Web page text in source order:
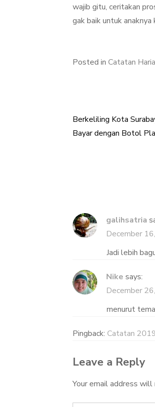
wajib gitu, ceritakan
gak baik untuk anaknya
Posted in Catatan
Post
Berkeliling Kota
Bayar dengan Botol
galihsatria
December
Jadi lebih
Nike says:
December
menurut
Pingback: Catatan
Leave a Reply
Your email address